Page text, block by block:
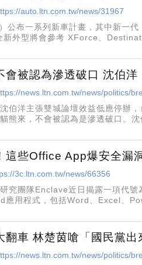
auto.ltn.com.tw/news/31967
公布一系列新車計畫，其中新一
新外型將會參考 XForce、
會被認為滲透破口 沈伯
news.ltn.com.tw/news/politics/
伯洋主張雙城論壇效益低應停辦
熊來，不會被認為是滲透破口。
這些Office App爆安全
3c.ltn.com.tw/news/66356
究團隊Enclave近日揭露一項代
用程式，包括Word、Excel、
車 林楚茵嗆「國民黨出
news.ltn.com.tw/news/politics/